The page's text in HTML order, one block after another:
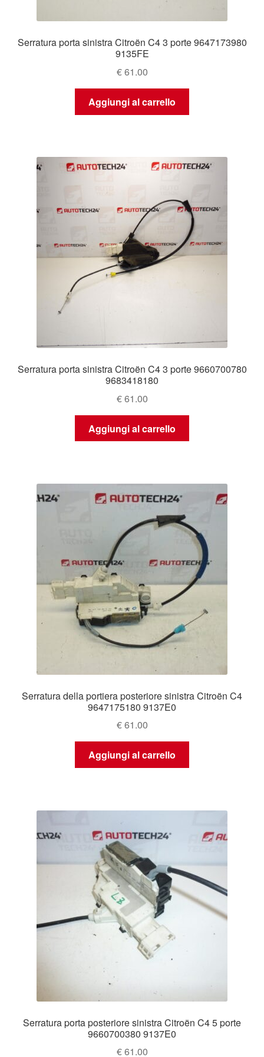
Serratura porta sinistra Citroën C4 3 porte 9647173980
9135FE
€61.00
Aggiungi al carrello
Serratura porta sinistra Citroën C4 3 porte 9660700780
9683418180
€61.00
Aggiungi al carrello
Serratura della portiera posteriore sinistra Citroën C4
9647175180 9137E0
€61.00
Aggiungi al carrello
Serratura porta posteriore sinistra Citroën C4 5 porte
9660700380 9137E0
€61.00